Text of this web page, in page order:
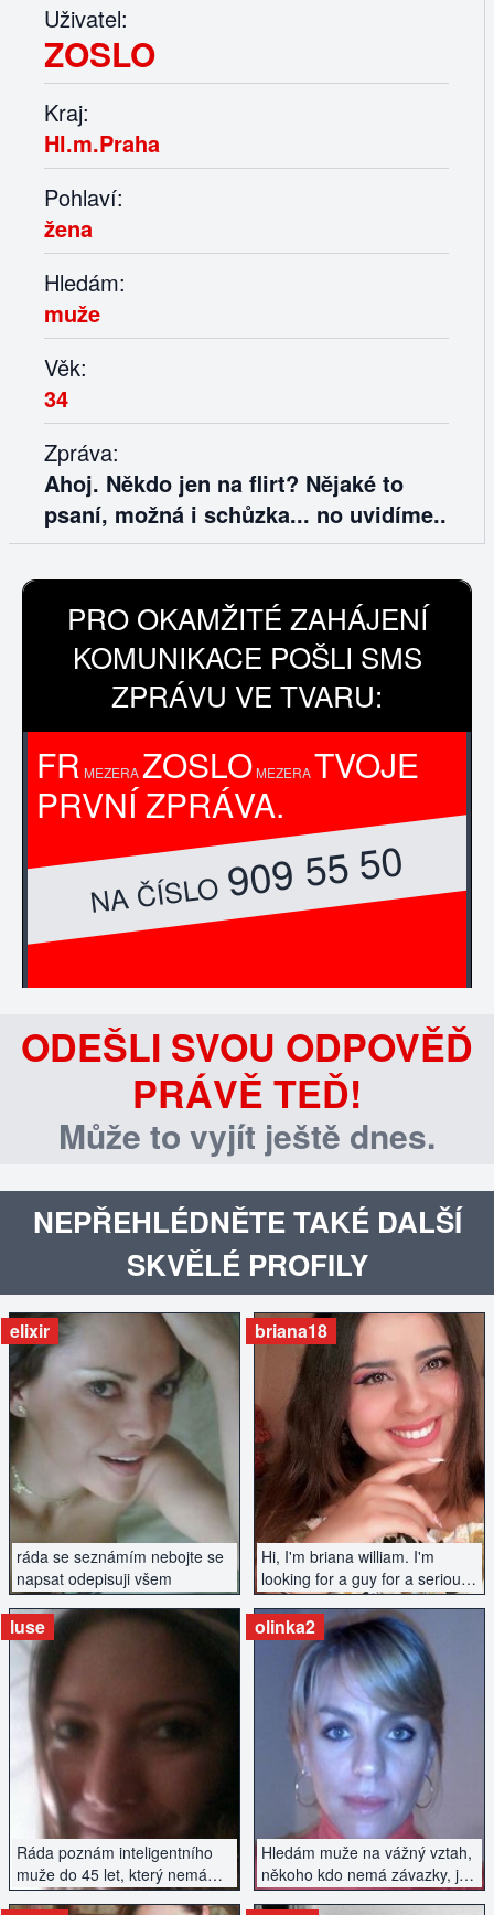
Uživatel:
ZOSLO
Kraj:
Hl.m.Praha
Pohlaví:
žena
Hledám:
muže
Věk:
34
Zpráva:
Ahoj. Někdo jen na flirt? Nějaké to
psaní, možná i schůzka... no uvidíme..
PRO OKAMŽITÉ ZAHÁJENÍ
KOMUNIKACE POŠLI SMS
ZPRÁVU VE TVARU:
FR MEZERAZOSLO MEZERATVOJE
PRVNÍ ZPRÁVA.
NA ČÍSLO909 55 50
ODEŠLI SVOU ODPOVĚĎ
PRÁVĚ TEĎ!
Může to vyjít ještě dnes.
NEPŘEHLÉDNĚTE TAKÉ DALŠÍ
SKVĚLÉ PROFILY
ráda se seznámím nebojte se
napsat odepisuji všem
elixir
ZOBRAZIT INZERÁT
Hi, I'm briana william. I'm
looking for a guy for a serious
relationship. I value
conversations, openness. I like
to travel and spend time
actively. Write if you're
interested :)Hi, I'm briana
william. I'm looking for a guy
for a serious relationship. I
value conversations,
openness. I like to travel and
spend time actively. Write if
you're interested :)
briana18
ZOBRAZIT INZERÁT
Ráda poznám inteligentního
muže do 45 let, který nemá
závazky. Pouze vážné
luse
ZOBRAZIT INZERÁT
Hledám muže na vážný vztah,
někoho kdo nemá závazky, je
s ním zábava a je aktivní.
olinka2
ZOBRAZIT INZERÁT